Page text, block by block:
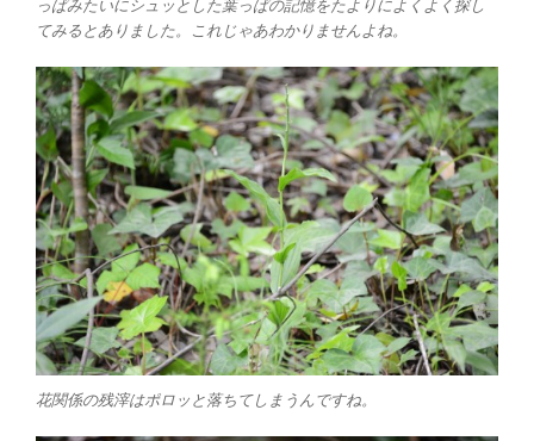
っぱみたいにシュッとした葉っぱの記憶をたよりによくよく探し
てみるとありました。これじゃあわかりませんよね。
花関係の残滓はポロッと落ちてしまうんですね。